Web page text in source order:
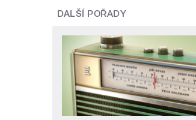
DALŠÍ POŘADY